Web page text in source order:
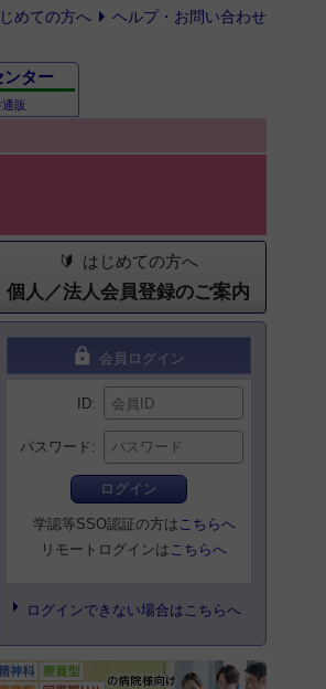
めての方へ ヘルプ・お問い合わせ
ンター
販
はじめての方へ
個人／法人会員登録のご案内
lock 会員ログイン
ID
パスワード
ログイン
学認等SSO認証の方は こちらへ
リモートログインは こちらへ
ログインできない場合はこちらへ